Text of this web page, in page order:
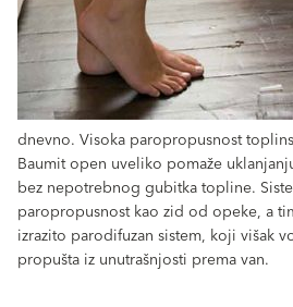
dnevno. Visoka paropropusnost
Baumit open uveliko pomaže
bez nepotrebnog gubitka topline.
paropropusnost kao zid od opeke, a
izrazito parodifuzan sistem, koji višak
propušta iz unutrašnjosti prema van.